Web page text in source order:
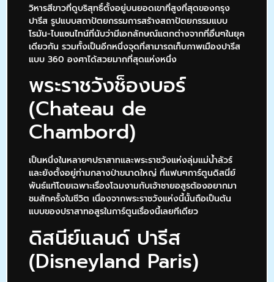
วิหารสีขาวที่ดูบริสุทธิ์ตั้งอยู่บนยอดเขาที่สูงที่สุดของกรุง
ปารีส รูปแบบสถาปัตยกรรมการสร้างสถาปัตยกรรมแบบ
โรมัน-ไบแซนไทน์ที่นับว่ามีเอกลักษณ์แตกต่างจากที่อื่นๆในยุค
เดียวกัน รวมทั้งเป็นอีกหนึ่งจุดที่สามารถเก็บภาพเมืองปารีส
แบบ 360 องศาได้สวยมากที่สุดแห่งหนึ่ง
พระราชวังช็องบอร์
(Chateau de
Chambord)
เป็นหนึ่งในหลายๆปราสาทและพระราชวังแห่งลุ่มแม่น้ำลัวร์
และยังตั้งอยู่ท่ามกลางป่าขนาดใหญ่ ที่แฟนๆการ์ตูนดิสนี่ย์
พันธ์แท้โดยเฉพาะเรื่องโฉมงามกับเจ้าชายอสูรต้องอยากมา
ชมสักครั้งในชีวิต เนื่องจากพระราชวังแห่งนี้นั้นถือเป็นต้น
แบบของปราสาทอสูรในการ์ตูนเรื่องนี้เลยทีเดียว
ดิสนีย์แลนด์ ปารีส
(Disneyland Paris)